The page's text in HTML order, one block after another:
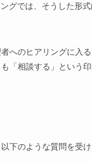
グでは、そうした形
へのヒアリングに入
「相談する」という
下のような質問を受け